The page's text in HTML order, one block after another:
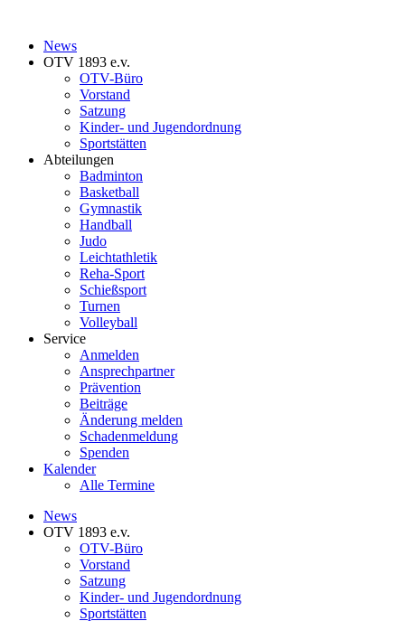
News
OTV 1893 e.v.
OTV-Büro
Vorstand
Satzung
Kinder- und Jugendordnung
Sportstätten
Abteilungen
Badminton
Basketball
Gymnastik
Handball
Judo
Leichtathletik
Reha-Sport
Schießsport
Turnen
Volleyball
Service
Anmelden
Ansprechpartner
Prävention
Beiträge
Änderung melden
Schadenmeldung
Spenden
Kalender
Alle Termine
News
OTV 1893 e.v.
OTV-Büro
Vorstand
Satzung
Kinder- und Jugendordnung
Sportstätten